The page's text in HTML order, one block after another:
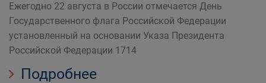
Ежегодно 22 августа в России отмечается День
Государственного флага Российской Федерации
установленный на основании Указа Президента
Российской Федерации 1714
Подробнее